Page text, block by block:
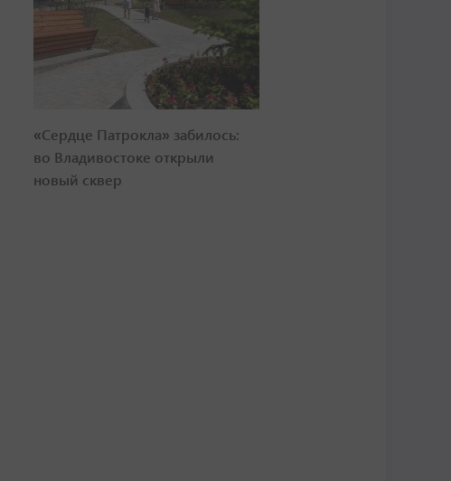
«Сердце Патрокла» забилось:
во Владивостоке открыли
новый сквер